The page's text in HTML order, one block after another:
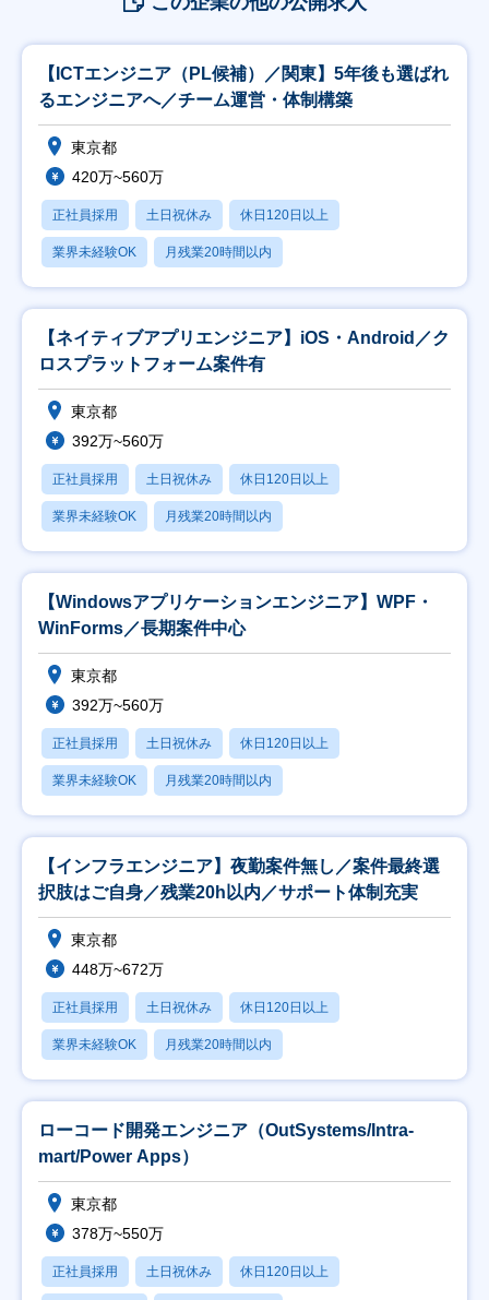
【ICTエンジニア（PL候補）／関東】5年後も選ばれ
るエンジニアへ／チーム運営・体制構築
東京都
420万~560万
正社員採用 土日祝休み 休日120日以上
業界未経験OK 月残業20時間以内
【ネイティブアプリエンジニア】iOS・Android／ク
ロスプラットフォーム案件有
東京都
392万~560万
正社員採用 土日祝休み 休日120日以上
業界未経験OK 月残業20時間以内
【Windowsアプリケーションエンジニア】WPF・
WinForms／長期案件中心
東京都
392万~560万
正社員採用 土日祝休み 休日120日以上
業界未経験OK 月残業20時間以内
【インフラエンジニア】夜勤案件無し／案件最終選
択肢はご自身／残業20h以内／サポート体制充実
東京都
448万~672万
正社員採用 土日祝休み 休日120日以上
業界未経験OK 月残業20時間以内
ローコード開発エンジニア（OutSystems/Intra-
mart/Power Apps）
東京都
378万~550万
正社員採用 土日祝休み 休日120日以上